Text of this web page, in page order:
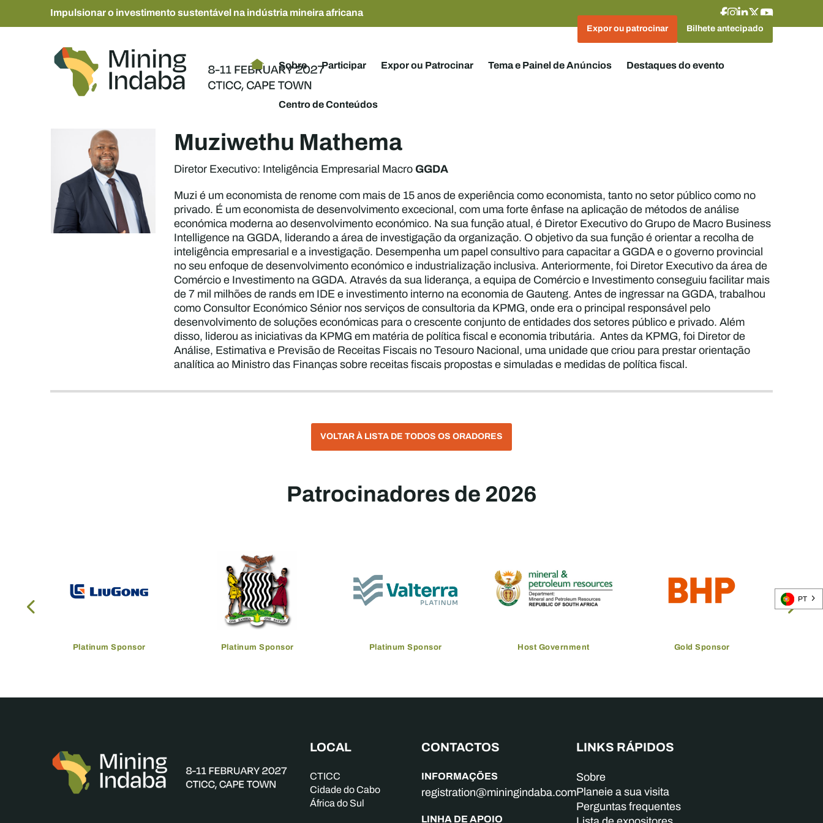
Impulsionar o investimento sustentável na indústria mineira africana
Expor ou patrocinar Bilhete antecipado
Sobre Participar Expor ou Patrocinar Tema e Painel de Anúncios Destaques do evento
Centro de Conteúdos
Muziwethu Mathema
Diretor Executivo: Inteligência Empresarial Macro GGDA
Muzi é um economista de renome com mais de 15 anos de experiência como economista, tanto no setor público como no
privado. É um economista de desenvolvimento excecional, com uma forte ênfase na aplicação de métodos de análise
económica moderna ao desenvolvimento económico. Na sua função atual, é Diretor Executivo do Grupo de Macro Business
Intelligence na GGDA, liderando a área de investigação da organização. O objetivo da sua função é orientar a recolha de
inteligência empresarial e a investigação. Desempenha um papel consultivo para capacitar a GGDA e o governo provincial
no seu enfoque de desenvolvimento económico e industrialização inclusiva. Anteriormente, foi Diretor Executivo da área de
Comércio e Investimento na GGDA. Através da sua liderança, a equipa de Comércio e Investimento conseguiu facilitar mais
de 7 mil milhões de rands em IDE e investimento interno na economia de Gauteng. Antes de ingressar na GGDA, trabalhou
como Consultor Económico Sénior nos serviços de consultoria da KPMG, onde era o principal responsável pelo
desenvolvimento de soluções económicas para o crescente conjunto de entidades dos setores público e privado. Além
disso, liderou as iniciativas da KPMG em matéria de política fiscal e economia tributária. Antes da KPMG, foi Diretor de
Análise, Estimativa e Previsão de Receitas Fiscais no Tesouro Nacional, uma unidade que criou para prestar orientação
analítica ao Ministro das Finanças sobre receitas fiscais propostas e simuladas e medidas de política fiscal.
VOLTAR À LISTA DE TODOS OS ORADORES
Patrocinadores de 2026
Platinum Sponsor Platinum Sponsor Platinum Sponsor Host Government Gold Sponsor
LOCAL
CTICC
Cidade do Cabo
África do Sul
CONTACTOS
INFORMAÇÕES
registration@miningindaba.com
LINHA DE APOIO
LINKS RÁPIDOS
Sobre
Planeie a sua visita
Perguntas frequentes
PT